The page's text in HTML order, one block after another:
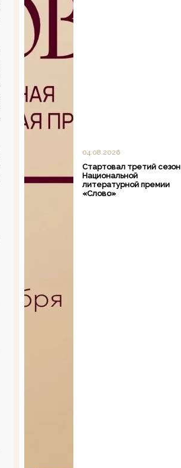
04.08.2026
Стартовал третий сезон
Национальной
литературной премии
«Слово»